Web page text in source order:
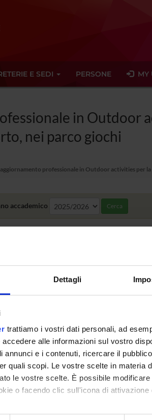
Dettagli
trattiamo i vostri dati personali, ad
alle informazioni sul vostro
annunci e i contenuti, ricercare il
quali scopi. Le vostre scelte in materia
le vostre scelte. È possibile
o facendo clic sull'icona di attivazione
anche:
E SEDI PERSONE MY
in Outdoor
nei parco giochi
professionale in Outdoor activities per
accademico Cerca